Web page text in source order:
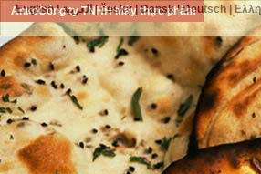
AnkoCông ty TNHH Máy thực phẩm
English|العربية|česky|Dansk|Deutsch|